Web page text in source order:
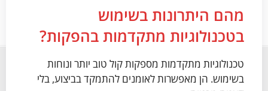
מהם היתרונות בשימוש
בטכנולוגיות מתקדמות בהפקות?
טכנולוגיות מתקדמות מספקות קול טוב יותר ונוחות
בשימוש. הן מאפשרות לאומנים להתמקד בביצוע, בלי